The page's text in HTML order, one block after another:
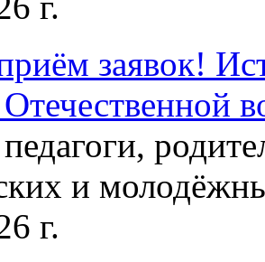
заявок!
и
г.